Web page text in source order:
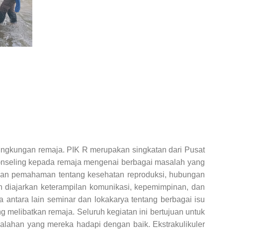
remaja. PIK R merupakan singkatan dari Pusat
kepada remaja mengenai berbagai masalah yang
pemahaman tentang kesehatan reproduksi, hubungan
keterampilan komunikasi, kepemimpinan, dan
lain seminar dan lokakarya tentang berbagai isu
melibatkan remaja. Seluruh kegiatan ini bertujuan untuk
yang mereka hadapi dengan baik. Ekstrakulikuler